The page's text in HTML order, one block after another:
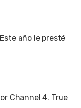
año le presté
Channel 4. True